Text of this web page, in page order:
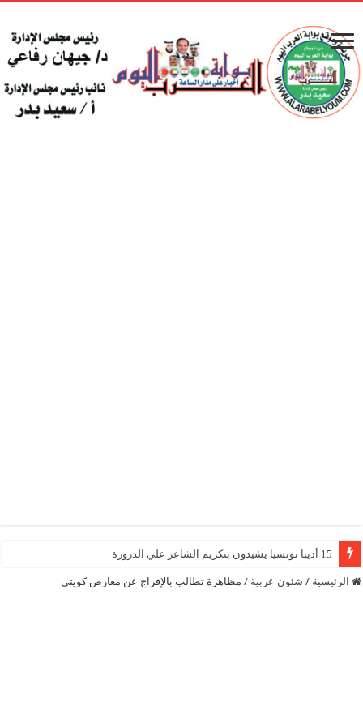
15 أديبا تونسيا يشيدون بتكريم الشاعر علي الدرورة
الرئيسية / شئون عربية / مظاهرة تطالب بالإفراج عن معارض كويتي